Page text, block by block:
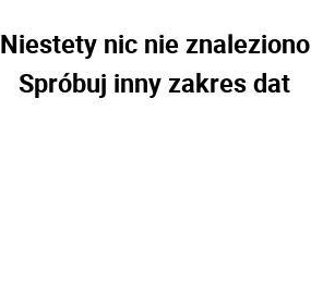
Niestety nic nie znaleziono
Spróbuj inny zakres dat